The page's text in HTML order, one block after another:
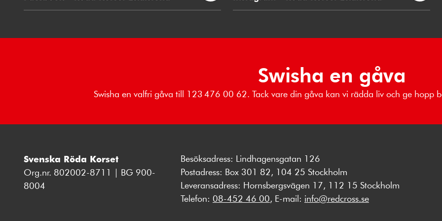
Swisha en gåva
Swisha en valfri gåva till 123 476 00 62. Tack vare din gåva kan vi rädda liv och ge hopp
Svenska Röda Korset
Org.nr. 802002-8711 | BG 900-
8004
Besöksadress: Lindhagensgatan 126
Postadress: Box 301 82, 104 25 Stockholm
Leveransadress: Hornsbergsvägen 17, 112 15 Stockholm
Telefon: 08-452 46 00, E-mail: info@redcross.se